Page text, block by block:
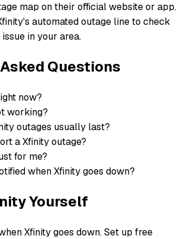
map on their official website or app.
automated outage line to check
in your area.
Questions
now?
working?
outages usually last?
a Xfinity outage?
for me?
when Xfinity goes down?
Yourself
Xfinitygoes down. Set up free